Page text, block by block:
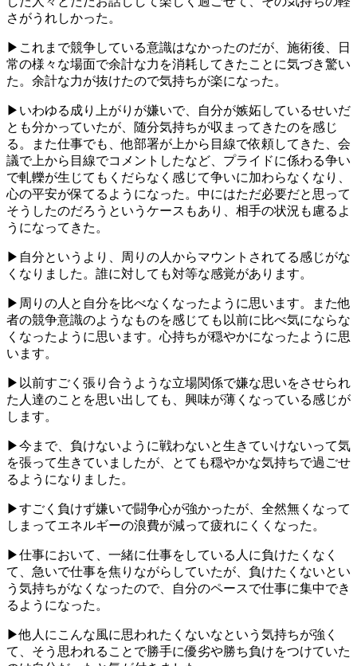
さがうれしかった。
▶これまで競争している意識はなかったのだが、施術後、日
常の様々な場面で余計な力を消耗してきたことに気づき驚い
た。余計な力が抜けたので気持ちが楽になった。
▶いわゆる成り上がりが嫌いで、自分が嫉妬しているせいだ
とも分かっていたが、随分気持ちが収まってきたのを感じ
る。また仕事でも、他部署が上から目線で依頼してきた、会
議で上から目線でコメントしたなど、プライドに係わる争い
で軋轢が生じてもくだらなく感じて争いに加わらなくなり、
心の平安が保てるようになった。中にはただ必要だと思って
そうしたのだろうというケースもあり、相手の状況も慮るよ
うになってきた。
▶自分というより、周りの人からマウントされてる感じがな
くなりました。誰に対しても対等な感覚があります。
▶周りの人と自分を比べなくなったように思います。また他
者の競争意識のようなものを感じても以前に比べ気にならな
くなったように思います。心持ちが穏やかになったように思
います。
▶以前すごく張り合うような立場関係で嫌な思いをさせられ
た人達のことを思い出しても、興味が薄くなっている感じが
します。
▶今まで、負けないように戦わないと生きていけないって気
を張って生きていましたが、とても穏やかな気持ちで過ごせ
るようになりました。
▶すごく負けず嫌いで闘争心が強かったが、全然無くなって
しまってエネルギーの浪費が減って疲れにくくなった。
▶仕事において、一緒に仕事をしている人に負けたくなく
て、急いで仕事を焦りながらしていたが、負けたくないとい
う気持ちがなくなったので、自分のペースで仕事に集中でき
るようになった。
▶他人にこんな風に思われたくないなという気持ちが強く
て、そう思われることで勝手に優劣や勝ち負けをつけていた